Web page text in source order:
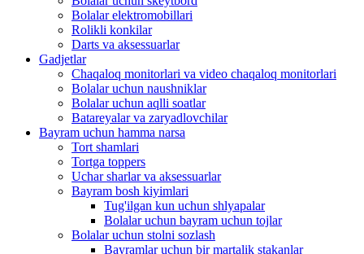
Bolalar elektromobillari
Rolikli konkilar
Darts va aksessuarlar
Gadjetlar
Chaqaloq monitorlari va video chaqaloq monitorlari
Bolalar uchun naushniklar
Bolalar uchun aqlli soatlar
Batareyalar va zaryadlovchilar
Bayram uchun hamma narsa
Tort shamlari
Tortga toppers
Uchar sharlar va aksessuarlar
Bayram bosh kiyimlari
Tug'ilgan kun uchun shlyapalar
Bolalar uchun bayram uchun tojlar
Bolalar uchun stolni sozlash
Bayramlar uchun bir martalik stakanlar